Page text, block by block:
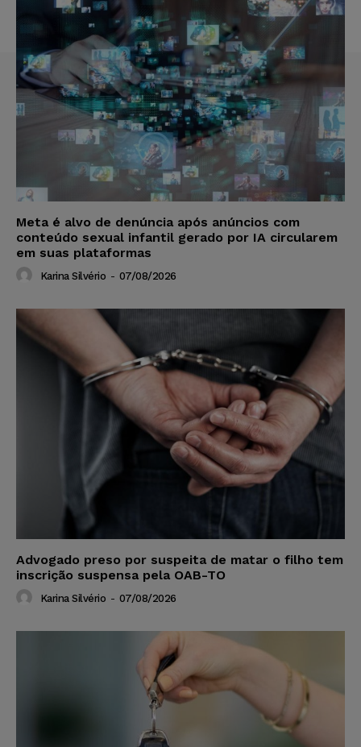
Meta é alvo de denúncia após anúncios com
conteúdo sexual infantil gerado por IA circularem
em suas plataformas
Karina Silvério - 07/08/2026
Advogado preso por suspeita de matar o filho tem
inscrição suspensa pela OAB-TO
Karina Silvério - 07/08/2026